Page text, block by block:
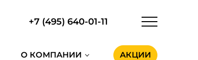
+7 (495) 640-01-11
О КОМПАНИИ АКЦИИ